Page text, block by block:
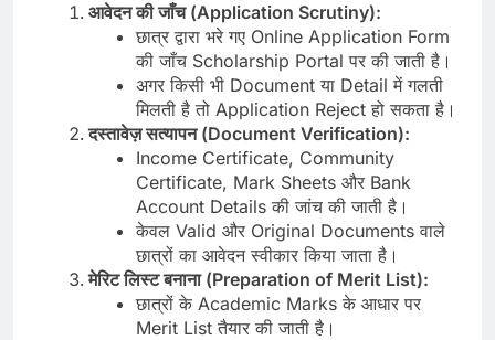
आवेदन की जाँच (Application Scrutiny):
छात्र द्वारा भरे गए Online Application Form
की जाँच Scholarship Portal पर की जाती है।
अगर किसी भी Document या Detail में गलती
मिलती है तो Application Reject हो सकता है।
दस्तावेज़ सत्यापन (Document Verification):
Income Certificate, Community
Certificate, Mark Sheets और Bank
Account Details की जांच की जाती है।
केवल Valid और Original Documents वाले
छात्रों का आवेदन स्वीकार किया जाता है।
मेरिट लिस्ट बनाना (Preparation of Merit List):
छात्रों के Academic Marks के आधार पर
Merit List तैयार की जाती है।